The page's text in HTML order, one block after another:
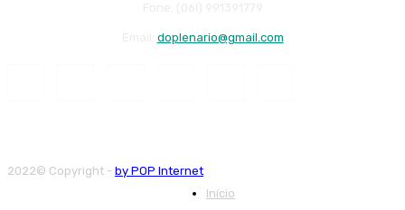
doplenario@gmail.com
2022© Copyright - by POP Internet
Início